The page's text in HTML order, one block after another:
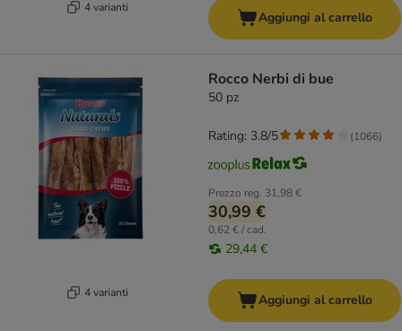
4 varianti
Aggiungi al carrello
4 varianti
Rocco Nerbi di bue
50 pz
Prezzo reg. 31,98 €
30,99 €
0,62 € / cad.
29,44 €
Rating: 3.8/5 (1066)
Aggiungi al carrello